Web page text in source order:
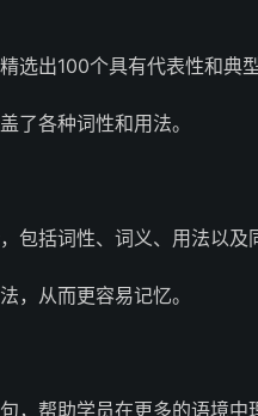
选出100个具有代表性和典型
了各种词性和用法。
括词性、词义、用法以及
，从而更容易记忆。
，帮助学员在更多的语境中